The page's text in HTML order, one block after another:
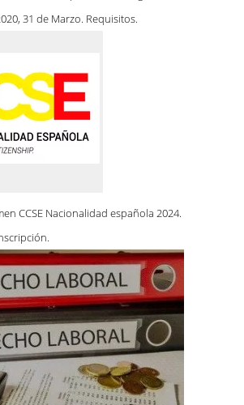
31 de Marzo. Requisitos.
CCSE Nacionalidad española 2024.